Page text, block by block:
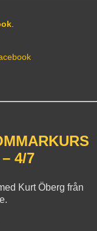
.
4/7
Kurt Öberg från